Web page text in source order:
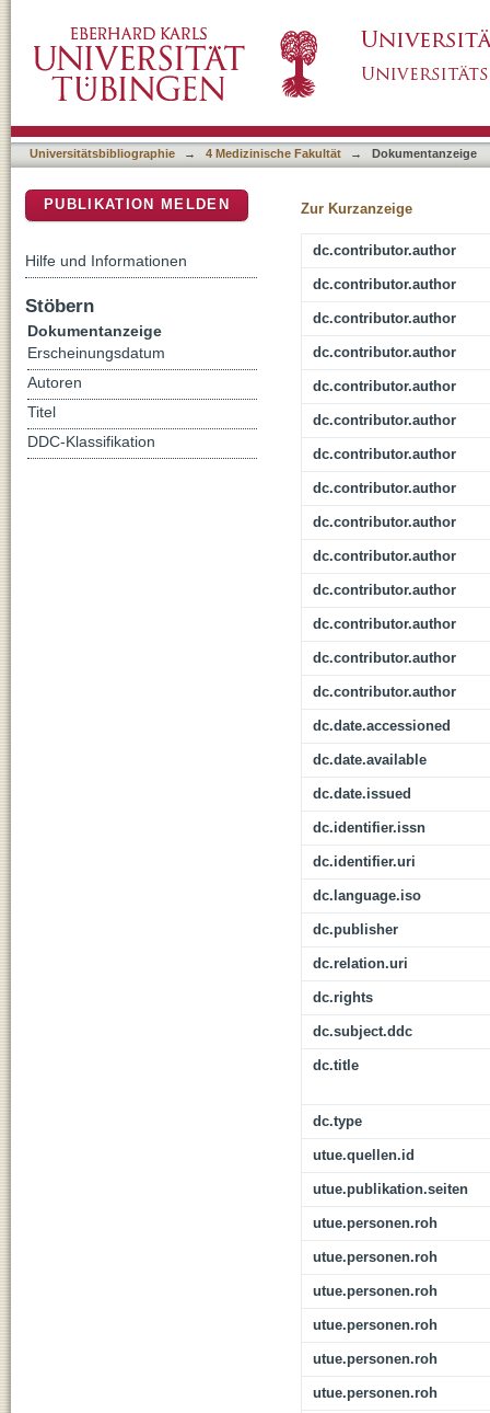
presenting cells
Universitätsbibliographie → 4 Medizinische Fakultät → Dokumentanzeige
Zur Kurzanzeige
dc.contributor.author
dc.contributor.author
dc.contributor.author
dc.contributor.author
dc.contributor.author
dc.contributor.author
dc.contributor.author
dc.contributor.author
dc.contributor.author
dc.contributor.author
dc.contributor.author
dc.contributor.author
dc.contributor.author
dc.contributor.author
dc.date.accessioned
dc.date.available
dc.date.issued
dc.identifier.issn
dc.identifier.uri
dc.language.iso
dc.publisher
dc.relation.uri
dc.rights
dc.subject.ddc
dc.title
dc.type
utue.quellen.id
utue.publikation.seiten
utue.personen.roh
utue.personen.roh
utue.personen.roh
utue.personen.roh
utue.personen.roh
utue.personen.roh
PUBLIKATION MELDEN
Hilfe und Informationen
Stöbern
Dokumentanzeige
Erscheinungsdatum
Autoren
Titel
DDC-Klassifikation